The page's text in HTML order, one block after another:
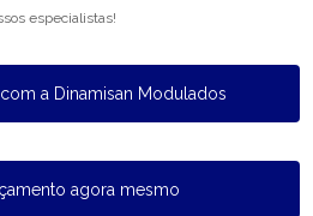
especialistas!
a Dinamisan Modulados
agora mesmo